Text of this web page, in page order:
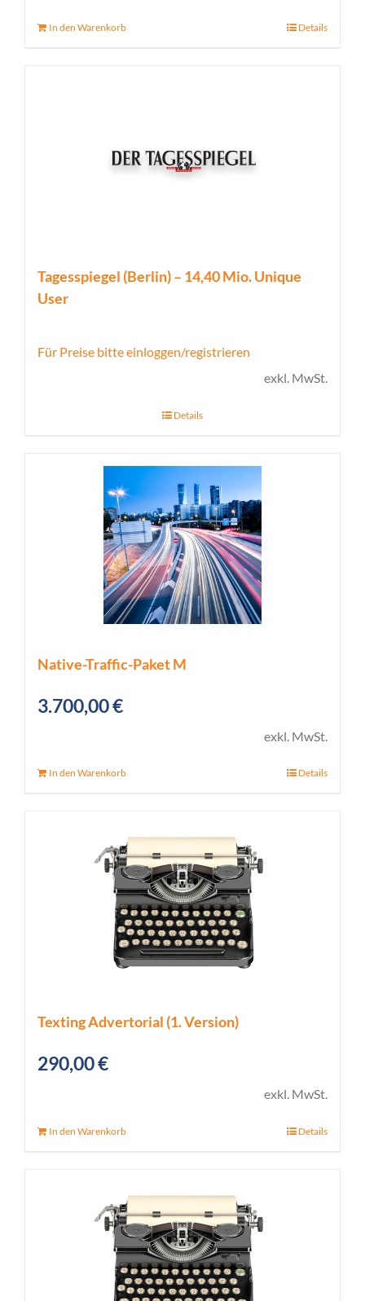
In den Warenkorb Details
Tagesspiegel (Berlin) – 14,40 Mio. Unique
User
Für Preise bitte einloggen/registrieren
exkl. MwSt.
Details
Native-Traffic-Paket M
3.700,00€
exkl. MwSt.
In den Warenkorb Details
Texting Advertorial (1. Version)
290,00€
exkl. MwSt.
In den Warenkorb Details